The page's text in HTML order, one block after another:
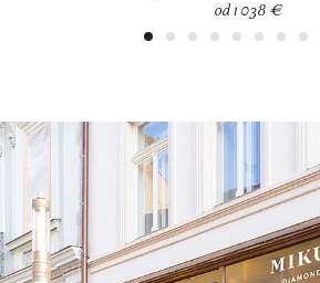
od 1 038 €
1 2 3 4 5 6 7 8